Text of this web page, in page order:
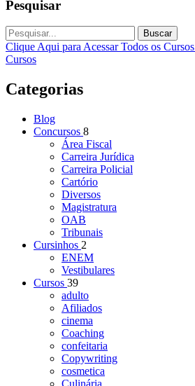
Pesquisar
Buscar
Clique Aqui para Acessar Todos os Cursos
Cursos
Categorias
Blog
Concursos 8
Área Fiscal
Carreira Jurídica
Carreira Policial
Cartório
Diversos
Magistratura
OAB
Tribunais
Cursinhos 2
ENEM
Vestibulares
Cursos 39
adulto
Afiliados
cinema
Coaching
confeitaria
Copywriting
cosmetica